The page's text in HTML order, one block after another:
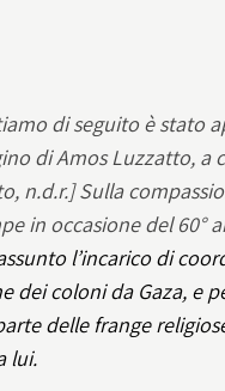
di seguito è stato
di Amos Luzzatto,
n.d.r.] Sulla
in occasione del 60°
l’incarico di
dei coloni da Gaza, e
delle frange
lui.